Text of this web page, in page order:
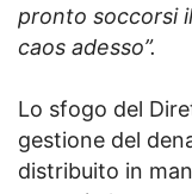
pronto soccorsi
caos adesso”.
Lo sfogo del
gestione del
distribuito in